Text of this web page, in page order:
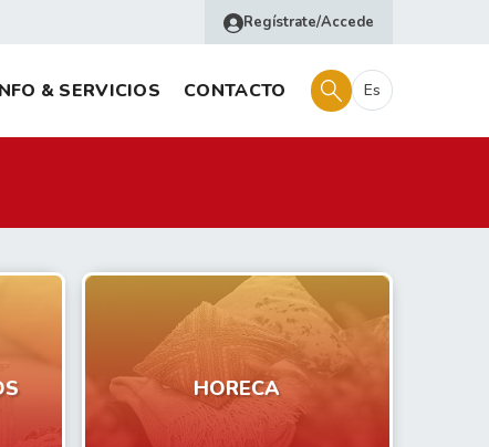
Regístrate/Accede
& SERVICIOS CONTACTO Es
HORECA